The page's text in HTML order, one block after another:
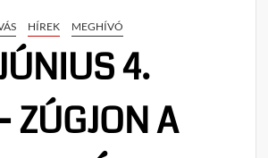
HÍREK MEGHÍVÓ
4.
ZÚGJON A